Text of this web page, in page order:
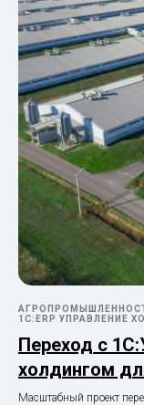
1С:ERP УПРАВЛЕНИЕ
Переход с
холдингом
Масштабный проект